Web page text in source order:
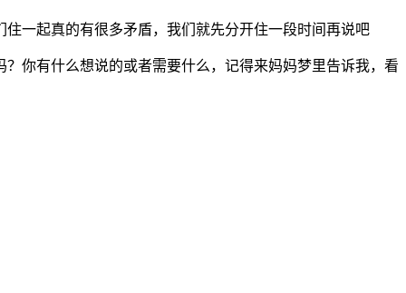
一起真的有很多矛盾，我们就先分开住一段时间再说吧
你有什么想说的或者需要什么，记得来妈妈梦里告诉我，看